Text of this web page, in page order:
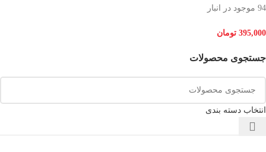
جستجوی محصولات
انتخاب دسته بندی
94 موجود در انبار
395,000 تومان